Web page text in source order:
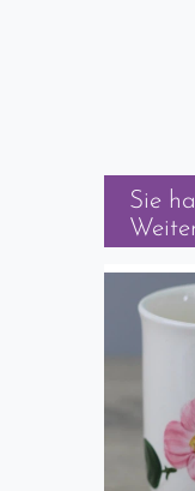
Sie